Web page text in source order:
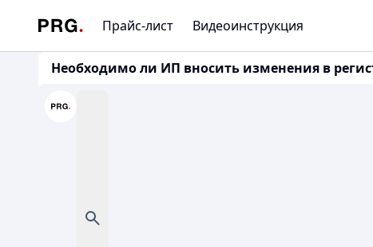
Прайс-лист Видеоинструкция
Необходимо ли ИП вносить изменения в